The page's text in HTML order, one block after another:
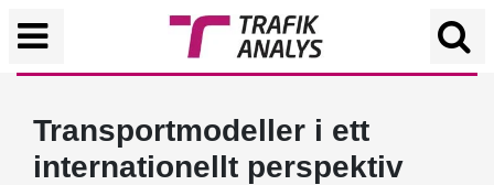
Transportmodeller i ett
internationellt perspektiv